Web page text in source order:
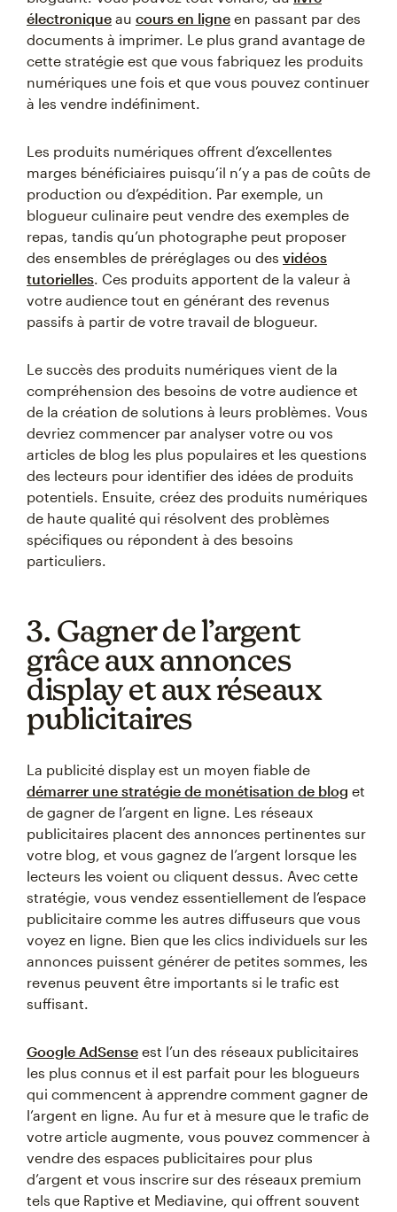
électronique au cours en ligne en passant par des
documents à imprimer. Le plus grand avantage de
cette stratégie est que vous fabriquez les produits
numériques une fois et que vous pouvez continuer
à les vendre indéfiniment.
Les produits numériques offrent d’excellentes
marges bénéficiaires puisqu’il n’y a pas de coûts de
production ou d’expédition. Par exemple, un
blogueur culinaire peut vendre des exemples de
repas, tandis qu’un photographe peut proposer
des ensembles de préréglages ou des vidéos
tutorielles. Ces produits apportent de la valeur à
votre audience tout en générant des revenus
passifs à partir de votre travail de blogueur.
Le succès des produits numériques vient de la
compréhension des besoins de votre audience et
de la création de solutions à leurs problèmes. Vous
devriez commencer par analyser votre ou vos
articles de blog les plus populaires et les questions
des lecteurs pour identifier des idées de produits
potentiels. Ensuite, créez des produits numériques
de haute qualité qui résolvent des problèmes
spécifiques ou répondent à des besoins
particuliers.
3. Gagner de l’argent
grâce aux annonces
display et aux réseaux
publicitaires
La publicité display est un moyen fiable de
démarrer une stratégie de monétisation de blog et
de gagner de l’argent en ligne. Les réseaux
publicitaires placent des annonces pertinentes sur
votre blog, et vous gagnez de l’argent lorsque les
lecteurs les voient ou cliquent dessus. Avec cette
stratégie, vous vendez essentiellement de l’espace
publicitaire comme les autres diffuseurs que vous
voyez en ligne. Bien que les clics individuels sur les
annonces puissent générer de petites sommes, les
revenus peuvent être importants si le trafic est
suffisant.
Google AdSense est l’un des réseaux publicitaires
les plus connus et il est parfait pour les blogueurs
qui commencent à apprendre comment gagner de
l’argent en ligne. Au fur et à mesure que le trafic de
votre article augmente, vous pouvez commencer à
vendre des espaces publicitaires pour plus
d’argent et vous inscrire sur des réseaux premium
tels que Raptive et Mediavine, qui offrent souvent